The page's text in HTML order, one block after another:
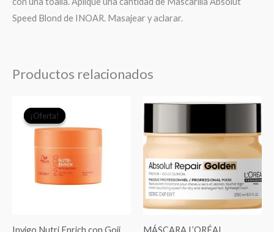
Speed Blond de INOAR. Masajear y aclarar.
Productos relacionados
¡Oferta!
¡Oferta! precio
original
era:
$23.990.
$17.000.